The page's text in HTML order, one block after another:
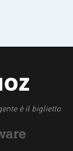
è il biglietto